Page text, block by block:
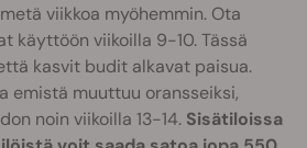
viikkoa myöhemmin. Ota
käyttöön viikoilla 9-10. Tässä
kasvit budit alkavat paisua.
emistä muuttuu oransseiksi,
noin viikoilla 13-14. Sisätiloissa